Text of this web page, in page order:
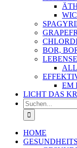
BOR,
EM
LICHT DAS
Suche
nach:
HOME